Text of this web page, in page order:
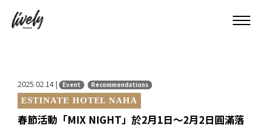
2025.02.14 | Event Recommendations
ESTINATE HOTEL NAHA
春節活動「MIX NIGHT」於2月1日～2月2日圓滿落